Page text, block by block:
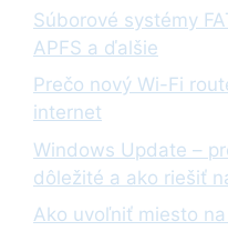
Súborové systémy
APFS a ďalšie
Prečo nový Wi-Fi
internet
Windows Update –
dôležité a ako riešiť
Ako uvoľniť miesto